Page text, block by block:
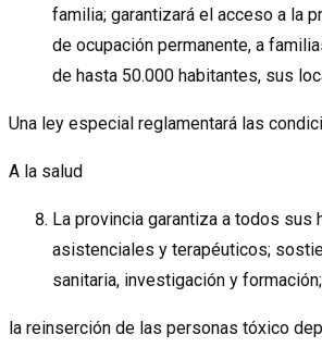
familia; garantizará el acceso a la
de ocupación permanente, a
de hasta 50.000 habitantes, sus
Una ley especial reglamentará las
A la salud
La provincia garantiza a todos
asistenciales y terapéuticos;
sanitaria, investigación y
la reinserción de las personas tóxico